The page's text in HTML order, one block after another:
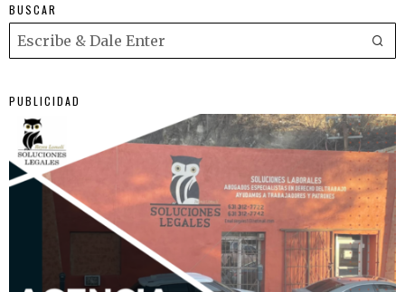
BUSCAR
PUBLICIDAD